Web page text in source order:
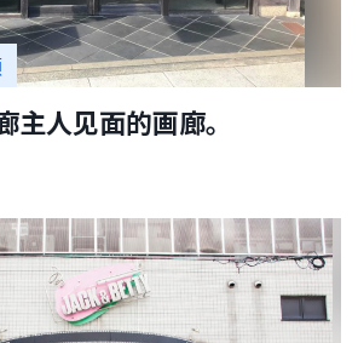
主人见面的画廊。